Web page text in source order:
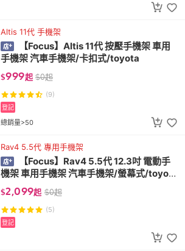
Altis 11代 手機架
【Focus】Altis 11代 按壓手機架 車用
手機架 汽車手機架/卡扣式/toyota
$999起 $0起
(9)
總銷量>50
登記
Rav4 5.5代 專用手機架
【Focus】Rav4 5.5代 12.3吋 電動手
機架 車用手機架 汽車手機架/螢幕式/toyot
a)
$2,099起 $0起
(5)
登記